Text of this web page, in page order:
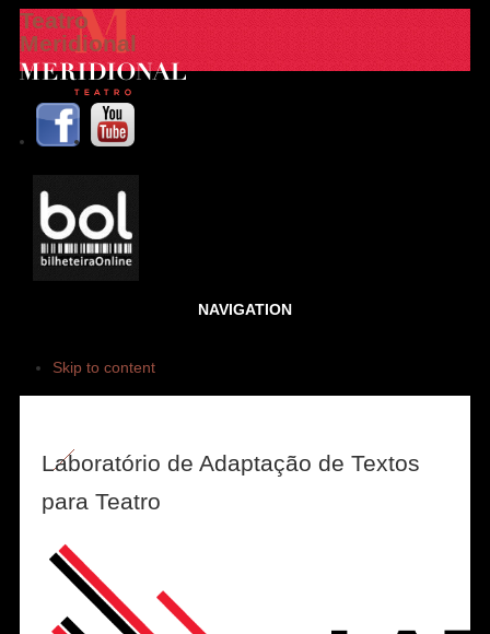
Teatro
Meridional
NAVIGATION
Skip to content
Laboratório de Adaptação de Textos
para Teatro